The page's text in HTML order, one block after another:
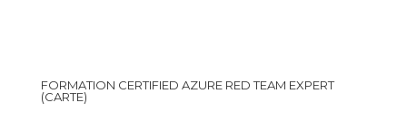
FORMATION CERTIFIED AZURE RED TEAM EXPERT
(CARTE)